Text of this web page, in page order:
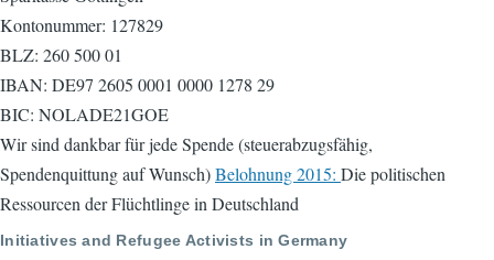
Kontonummer: 127829
BLZ: 260 500 01
IBAN: DE97 2605 0001 0000 1278 29
BIC: NOLADE21GOE
Wir sind dankbar für jede Spende (steuerabzugsfähig,
Spendenquittung auf Wunsch)Belohnung 2015: Die politischen
Ressourcen der Flüchtlinge in Deutschland
Initiatives and Refugee Activists in Germany